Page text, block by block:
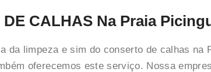
DE CALHAS Na Praia
da limpeza e sim do conserto de calhas na
oferecemos este serviço. Nossa